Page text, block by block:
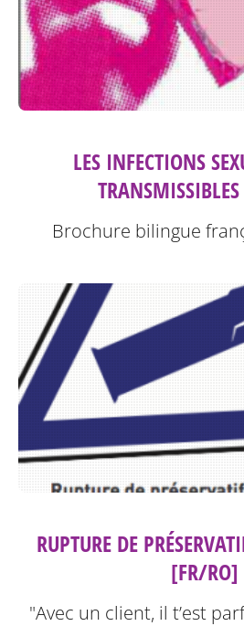
LES INFECTIONS
Brochure bilingue
RUPTURE DE
[FR/RO]
"Avec un client, il t’est